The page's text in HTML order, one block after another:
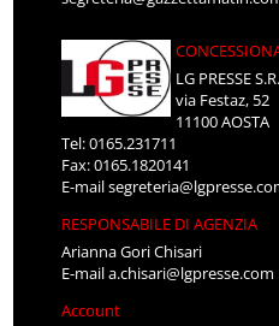
LG PRESSE
via Festaz, 52
11100 AOSTA
Tel: 0165.231711
Fax: 0165.1820141
E-mail
RESPONSABILE DI AGENZIA
Arianna Gori Chisari
E-maila.chisari@lgpresse.com
Account